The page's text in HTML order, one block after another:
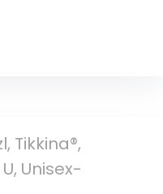
Tikkina®,
Unisex-